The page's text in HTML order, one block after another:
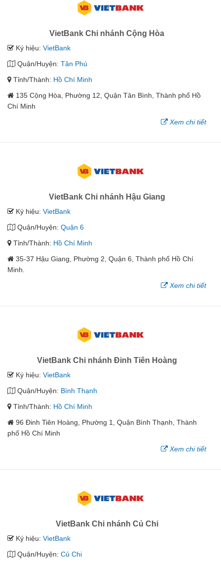
VietBank Chi nhánh Cộng Hòa
Ký hiệu: VietBank
Quận/Huyện: Tân Phú
Tỉnh/Thành: Hồ Chí Minh
135 Cộng Hòa, Phường 12, Quận Tân Bình, Thành phố Hồ
Chí Minh
Xem chi tiết
VietBank Chi nhánh Hậu Giang
Ký hiệu: VietBank
Quận/Huyện: Quận 6
Tỉnh/Thành: Hồ Chí Minh
35-37 Hậu Giang, Phường 2, Quận 6, Thành phố Hồ Chí
Minh.
Xem chi tiết
VietBank Chi nhánh Đinh Tiên Hoàng
Ký hiệu: VietBank
Quận/Huyện: Bình Thạnh
Tỉnh/Thành: Hồ Chí Minh
96 Đinh Tiên Hoàng, Phường 1, Quận Bình Thạnh, Thành
phố Hồ Chí Minh
Xem chi tiết
VietBank Chi nhánh Củ Chi
Ký hiệu: VietBank
Quận/Huyện: Củ Chi